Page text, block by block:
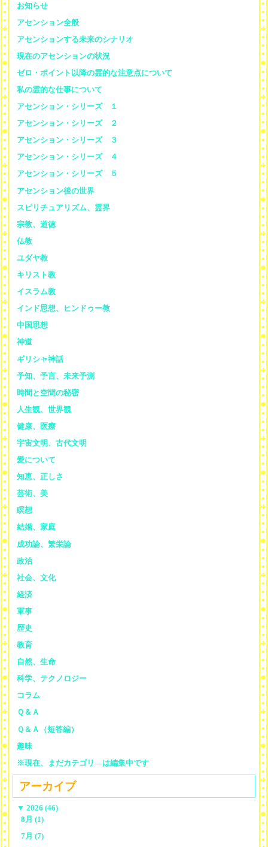
お知らせ
アセンション全般
アセンションする未来のシナリオ
現在のアセンションの状況
ゼロ・ポイント以降の霊的な注意点について
私の霊的な仕事について
アセンション・シリーズ １
アセンション・シリーズ ２
アセンション・シリーズ ３
アセンション・シリーズ ４
アセンション・シリーズ ５
アセンション後の世界
スピリチュアリズム、霊界
宗教、道徳
仏教
ユダヤ教
キリスト教
イスラム教
インド思想、ヒンドゥー教
中国思想
神道
ギリシャ神話
予知、予言、未来予測
時間と空間の秘密
人生観、世界観
健康、医療
宇宙文明、古代文明
愛について
知恵、正しさ
芸術、美
瞑想
結婚、家庭
成功論、繁栄論
政治
社会、文化
経済
軍事
歴史
教育
自然、生命
科学、テクノロジー
コラム
Ｑ＆Ａ
Ｑ＆Ａ（短答編）
趣味
※現在、まだカテゴリ—は編集中です
アーカイブ
▼ 2026 (46)
8月 (1)
7月 (7)